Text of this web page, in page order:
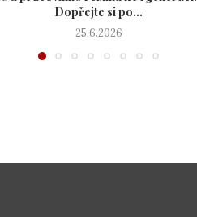
Dopřejte si po...
25.6.2026